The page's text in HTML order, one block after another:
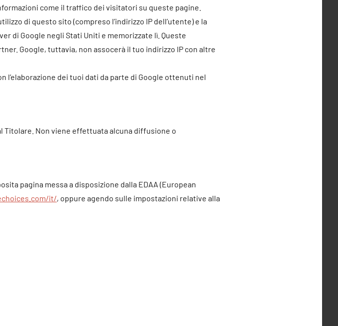
come il traffico dei visitatori su queste pagine.
di questo sito (compreso l’indirizzo IP dell’utente) e la
di Google negli Stati Uniti e memorizzate lì. Queste
Google, tuttavia, non assocerà il tuo indirizzo IP con altre
l’elaborazione dei tuoi dati da parte di Google ottenuti nel
Non viene effettuata alcuna diffusione o
pagina messa a disposizione dalla EDAA (European
it/, oppure agendo sulle impostazioni relative alla